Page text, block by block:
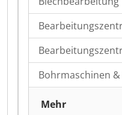
Bohrmaschinen
Mehr